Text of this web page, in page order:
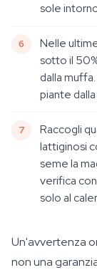
sole
Nelle
sotto il
dalla
piante
Raccogli
lattiginosi
seme la
verifica
solo al
Un'avvertenza
non una